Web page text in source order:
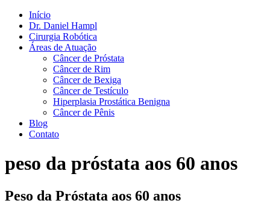
Início
Dr. Daniel Hampl
Cirurgia Robótica
Áreas de Atuação
Câncer de Próstata
Câncer de Rim
Câncer de Bexiga
Câncer de Testículo
Hiperplasia Prostática Benigna
Câncer de Pênis
Blog
Contato
peso da próstata aos 60 anos
Peso da Próstata aos 60 anos